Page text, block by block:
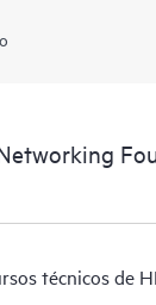
técnicos de